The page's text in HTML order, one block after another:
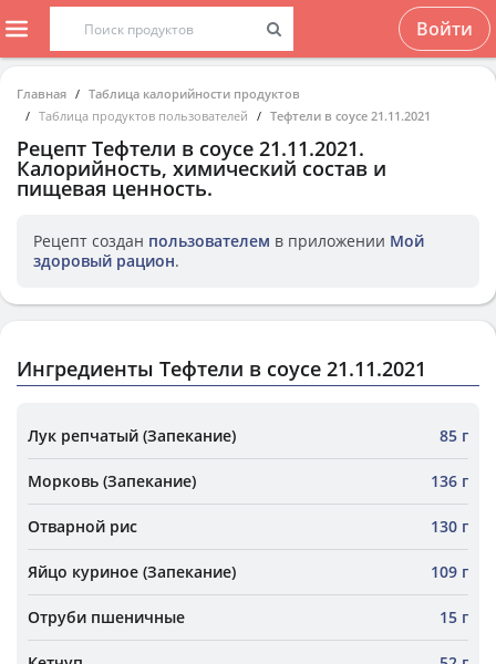
Войти
Главная
Таблица калорийности продуктов
Таблица продуктов пользователей
Тефтели в соусе 21.11.2021
Рецепт Тефтели в соусе 21.11.2021.
Калорийность, химический состав и
пищевая ценность.
Рецепт создан пользователем в приложении Мой
здоровый рацион.
Ингредиенты Тефтели в соусе 21.11.2021
Лук репчатый (Запекание) 85 г
Морковь (Запекание) 136 г
Отварной рис 130 г
Яйцо куриное (Запекание) 109 г
Отруби пшеничные 15 г